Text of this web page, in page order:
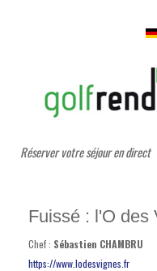
Réserver votre séjour en direct
Fuissé : l'O des
Chef : Sébastien CHAMBRU
https://www.lodesvignes.fr